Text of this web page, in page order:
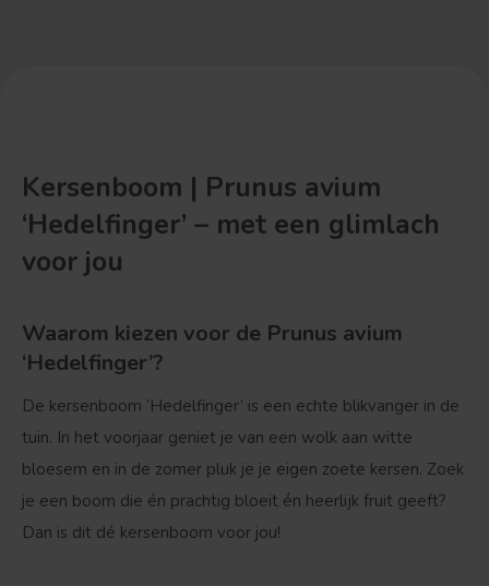
Kersenboom | Prunus avium
‘Hedelfinger’ – met een glimlach
voor jou
Waarom kiezen voor de Prunus avium
‘Hedelfinger’?
De kersenboom ‘Hedelfinger’ is een echte blikvanger in de
tuin. In het voorjaar geniet je van een wolk aan witte
bloesem en in de zomer pluk je je eigen zoete kersen. Zoek
je een boom die én prachtig bloeit én heerlijk fruit geeft?
Dan is dit dé kersenboom voor jou!